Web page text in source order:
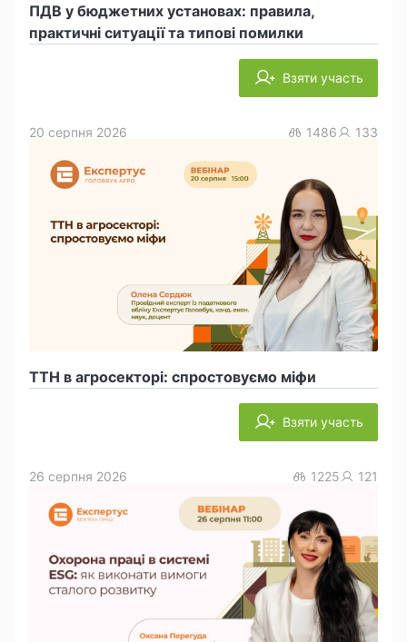
ПДВ у бюджетних установах: правила,
практичні ситуації та типові помилки
Взяти участь
ТТН в агросекторі: спростовуємо міфи
20 серпня 2026 1486 133
Взяти участь
26 серпня 2026 1225 121